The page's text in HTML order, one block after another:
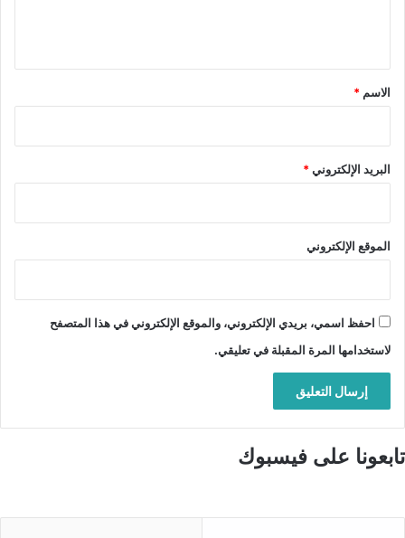
*
الاسم *
البريد الإلكتروني*
الموقع الإلكتروني
احفظ اسمي، بريدي الإلكتروني، والموقع الإلكتروني في هذا المتصفح
لاستخدامها المرة المقبلة في تعليقي.
تابعونا على فيسبوك